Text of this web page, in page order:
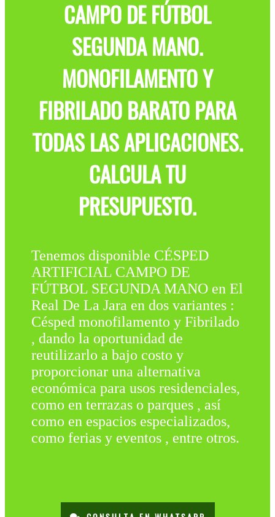
CAMPO DE FÚTBOL
SEGUNDA MANO.
MONOFILAMENTO Y
FIBRILADO BARATO PARA
TODAS LAS APLICACIONES.
CALCULA TU
PRESUPUESTO.
Tenemos disponible CÉSPED
ARTIFICIAL CAMPO DE
FÚTBOL SEGUNDA MANO en El
Real De La Jara en dos variantes :
Césped monofilamento y Fibrilado
, dando la oportunidad de
reutilizarlo a bajo costo y
proporcionar una alternativa
económica para usos residenciales,
como en terrazas o parques , así
como en espacios especializados,
como ferias y eventos , entre otros.